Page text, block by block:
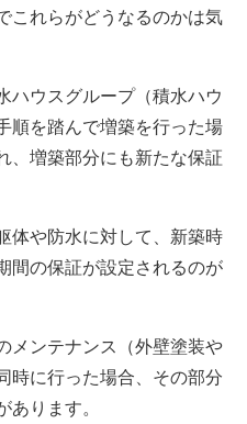
これらがどうなるのかは気
ハウスグループ（積水ハウ
順を踏んで増築を行った場
、増築部分にも新たな保証
体や防水に対して、新築時
間の保証が設定されるのが
メンテナンス（外壁塗装や
時に行った場合、その部分
あります。